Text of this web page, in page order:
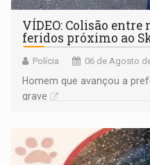
VÍDEO: Colisão
feridos próximo ao
Polícia 06 de Agosto
Homem que avançou a
grave